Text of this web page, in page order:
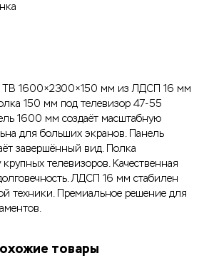
ТВ 1600×2300×150 мм из ЛДСП 16 мм
150 мм под телевизор 47-55
1600 мм создаёт масштабную
для больших экранов. Панель
завершённый вид. Полка
телевизоров. Качественная
ЛДСП 16 мм стабилен
техники. Премиальное решение для
товары